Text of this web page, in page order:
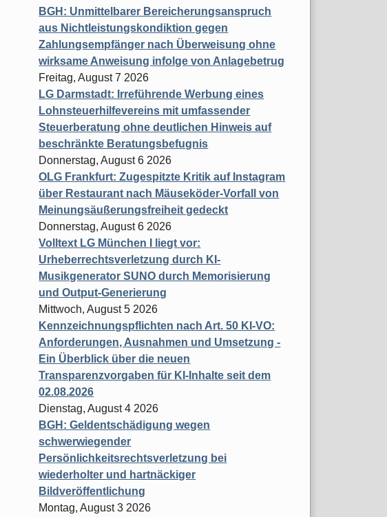
BGH: Unmittelbarer Bereicherungsanspruch
aus Nichtleistungskondiktion gegen
Zahlungsempfänger nach Überweisung ohne
wirksame Anweisung infolge von Anlagebetrug
Freitag, August 7 2026
LG Darmstadt: Irreführende Werbung eines
Lohnsteuerhilfevereins mit umfassender
Steuerberatung ohne deutlichen Hinweis auf
beschränkte Beratungsbefugnis
Donnerstag, August 6 2026
OLG Frankfurt: Zugespitzte Kritik auf Instagram
über Restaurant nach Mäuseköder-Vorfall von
Meinungsäußerungsfreiheit gedeckt
Donnerstag, August 6 2026
Volltext LG München I liegt vor:
Urheberrechtsverletzung durch KI-
Musikgenerator SUNO durch Memorisierung
und Output-Generierung
Mittwoch, August 5 2026
Kennzeichnungspflichten nach Art. 50 KI-VO:
Anforderungen, Ausnahmen und Umsetzung -
Ein Überblick über die neuen
Transparenzvorgaben für KI-Inhalte seit dem
02.08.2026
Dienstag, August 4 2026
BGH: Geldentschädigung wegen
schwerwiegender
Persönlichkeitsrechtsverletzung bei
wiederholter und hartnäckiger
Bildveröffentlichung
Montag, August 3 2026